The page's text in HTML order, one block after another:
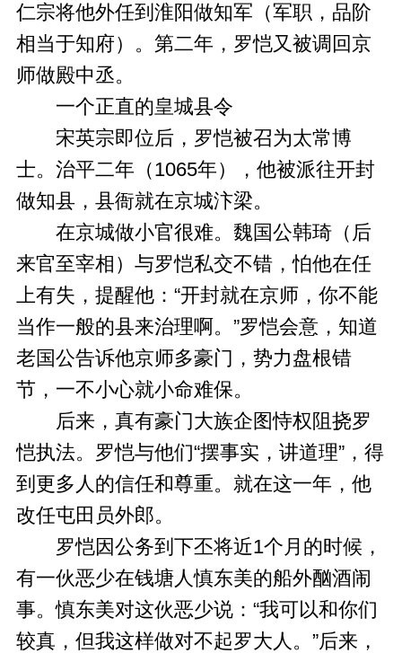
仁宗将他外任到淮阳做知军（军职，品阶
相当于知府）。第二年，罗恺又被调回京
师做殿中丞。
一个正直的皇城县令
宋英宗即位后，罗恺被召为太常博
士。治平二年（1065年），他被派往开封
做知县，县衙就在京城汴梁。
在京城做小官很难。魏国公韩琦（后
来官至宰相）与罗恺私交不错，怕他在任
上有失，提醒他：“开封就在京师，你不能
当作一般的县来治理啊。”罗恺会意，知道
老国公告诉他京师多豪门，势力盘根错
节，一不小心就小命难保。
后来，真有豪门大族企图恃权阻挠罗
恺执法。罗恺与他们“摆事实，讲道理”，得
到更多人的信任和尊重。就在这一年，他
改任屯田员外郎。
罗恺因公务到下丕将近1个月的时候，
有一伙恶少在钱塘人慎东美的船外酗酒闹
事。慎东美对这伙恶少说：“我可以和你们
较真，但我这样做对不起罗大人。”后来，